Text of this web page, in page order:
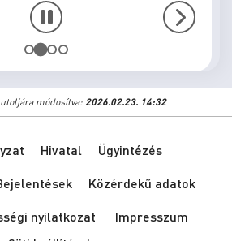
módosítva: 2026.02.23. 14:32
Hivatal
Ügyintézés
Közérdekű adatok
nyilatkozat
Impresszum